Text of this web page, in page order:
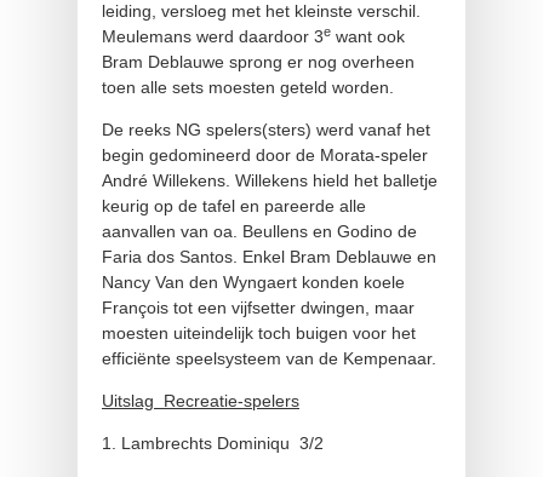
leiding, versloeg met het kleinste verschil.
Meulemans werd daardoor 3e want ook
Bram Deblauwe sprong er nog overheen
toen alle sets moesten geteld worden.
De reeks NG spelers(sters) werd vanaf het
begin gedomineerd door de Morata-speler
André Willekens. Willekens hield het balletje
keurig op de tafel en pareerde alle
aanvallen van oa. Beullens en Godino de
Faria dos Santos. Enkel Bram Deblauwe en
Nancy Van den Wyngaert konden koele
François tot een vijfsetter dwingen, maar
moesten uiteindelijk toch buigen voor het
efficiënte speelsysteem van de Kempenaar.
Uitslag Recreatie-spelers
1. Lambrechts Dominiqu 3/2